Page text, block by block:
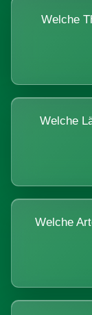
Welche
Welche
Welche